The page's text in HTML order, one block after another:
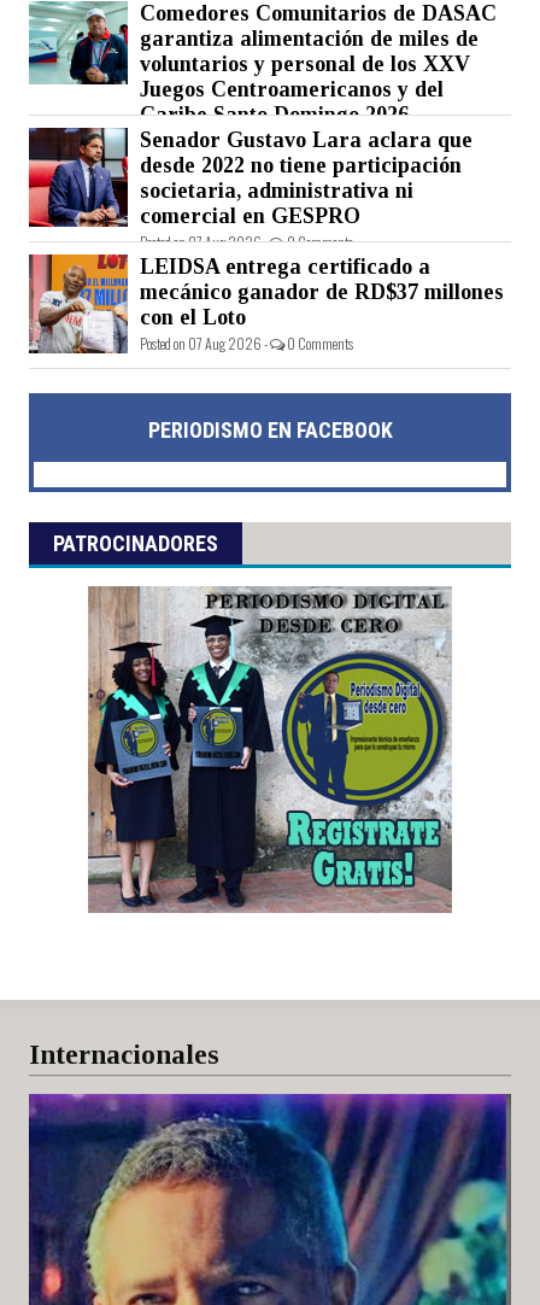
Comedores Comunitarios de DASAC
garantiza alimentación de miles de
voluntarios y personal de los XXV
Juegos Centroamericanos y del
Caribe Santo Domingo 2026
Posted on 07 Aug 2026 - 0 Comments
Senador Gustavo Lara aclara que
desde 2022 no tiene participación
societaria, administrativa ni
comercial en GESPRO
Posted on 07 Aug 2026 - 0 Comments
LEIDSA entrega certificado a
mecánico ganador de RD$37 millones
con el Loto
Posted on 07 Aug 2026 - 0 Comments
PERIODISMO EN FACEBOOK
PATROCINADORES
Internacionales